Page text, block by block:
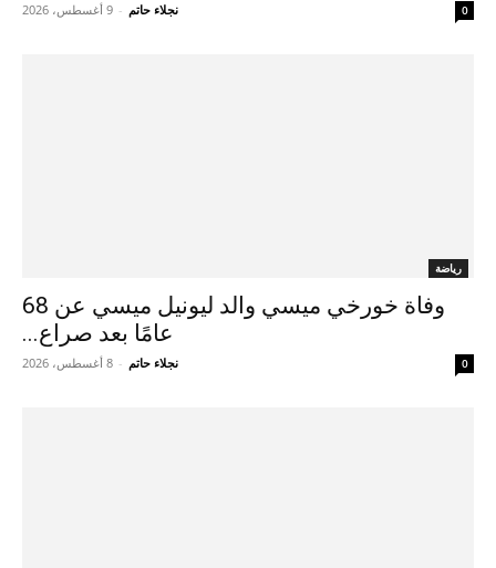
نجلاء حاتم - 9 أغسطس، 2026 0
رياضة
وفاة خورخي ميسي والد ليونيل ميسي عن 68
عامًا بعد صراع...
نجلاء حاتم - 8 أغسطس، 2026 0